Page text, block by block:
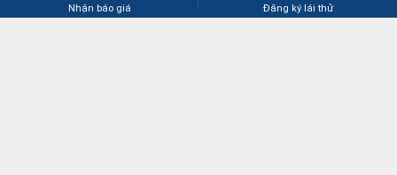
Văn phòng: Tầng Trệt Tòa Nhà D-Head 371 Nguyễn Kiệm, Phường
Nhận báo giá Đăng ký lái thử